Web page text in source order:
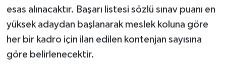
esas alınacaktır. Başarı listesi sözlü sınav puanı en
yüksek adaydan başlanarak meslek koluna göre
her bir kadro için ilan edilen kontenjan sayısına
göre belirlenecektir.